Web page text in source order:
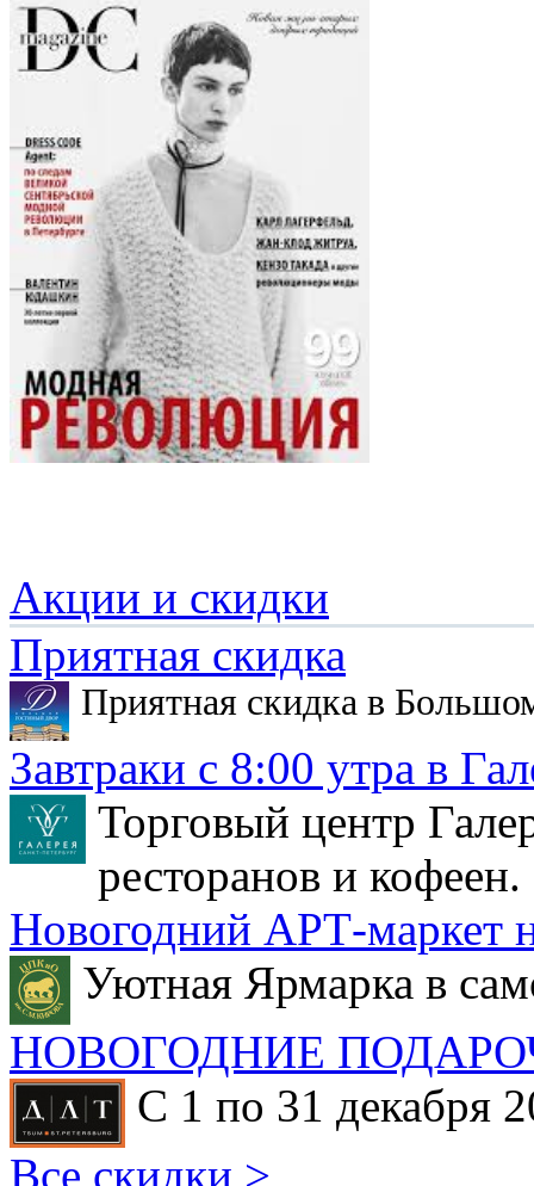
Акции и скидки
Приятная скидка
Приятная скидка в
Завтраки с 8:00 утра в
Торговый центр
ресторанов и кофеен.
Новогодний АРТ-маркет
Уютная Ярмарка в
НОВОГОДНИЕ
С 1 по 31 декабря
Все скидки >